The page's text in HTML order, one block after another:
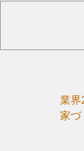
業界
家づ